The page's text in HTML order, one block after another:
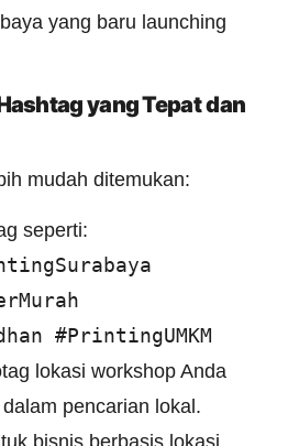
yang baru launching
yang Tepatdan
mudah ditemukan:
seperti:
#PrintingUMKM
lokasi workshop Anda
pencarian lokal.